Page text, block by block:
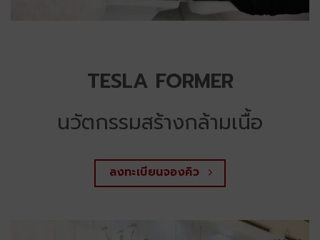
TESLA FORMER
นวัตกรรมสร้างกล้ามเนื้อ
ลงทะเบียนจองคิว